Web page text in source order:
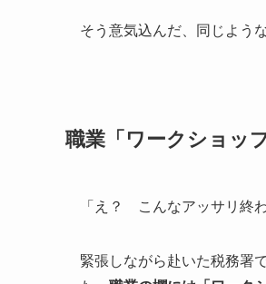
そう意気込んだ、同じよう
職業「ワークショッ
「え？ こんなアッサリ終わ
緊張しながら赴いた税務署